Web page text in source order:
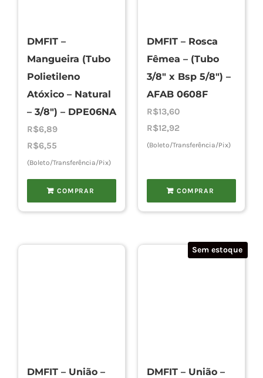
DMFIT –
Mangueira (Tubo
Polietileno
Atóxico – Natural
– 3/8″) – DPE06NA
R$6,89
R$6,55
(Boleto/Transferência/Pix)
COMPRAR
DMFIT – Rosca
Fêmea – (Tubo
3/8″ x Bsp 5/8″) –
AFAB 0608F
R$13,60
R$12,92
(Boleto/Transferência/Pix)
COMPRAR
DMFIT – União –
Sem estoque
DMFIT – União –